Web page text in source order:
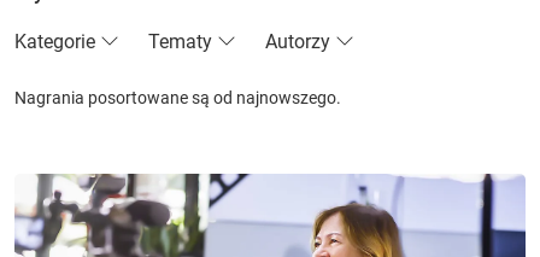
Kategorie Tematy Autorzy
Nagrania posortowane są od najnowszego.